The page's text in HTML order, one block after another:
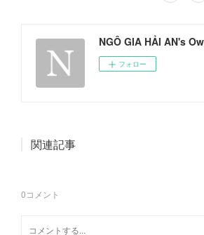
NGÔ GIA HẢI AN's
フォロー
関連記事
0コメント